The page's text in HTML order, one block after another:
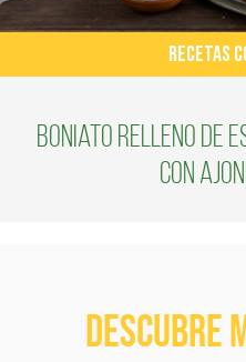
RECETAS
Boniato relleno de
con
Descubre